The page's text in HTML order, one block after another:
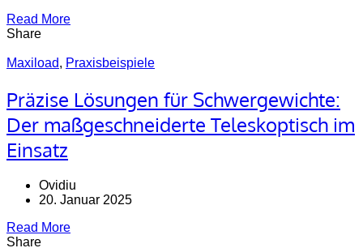
Read More
Share
Maxiload, Praxisbeispiele
Präzise Lösungen für Schwergewichte:
Der maßgeschneiderte Teleskoptisch im
Einsatz
Ovidiu
20. Januar 2025
Read More
Share